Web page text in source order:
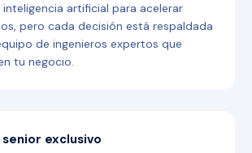
inteligencia artificial para acelerar
pero cada decisión está respaldada
de ingenieros expertos que
tu negocio.
senior exclusivo